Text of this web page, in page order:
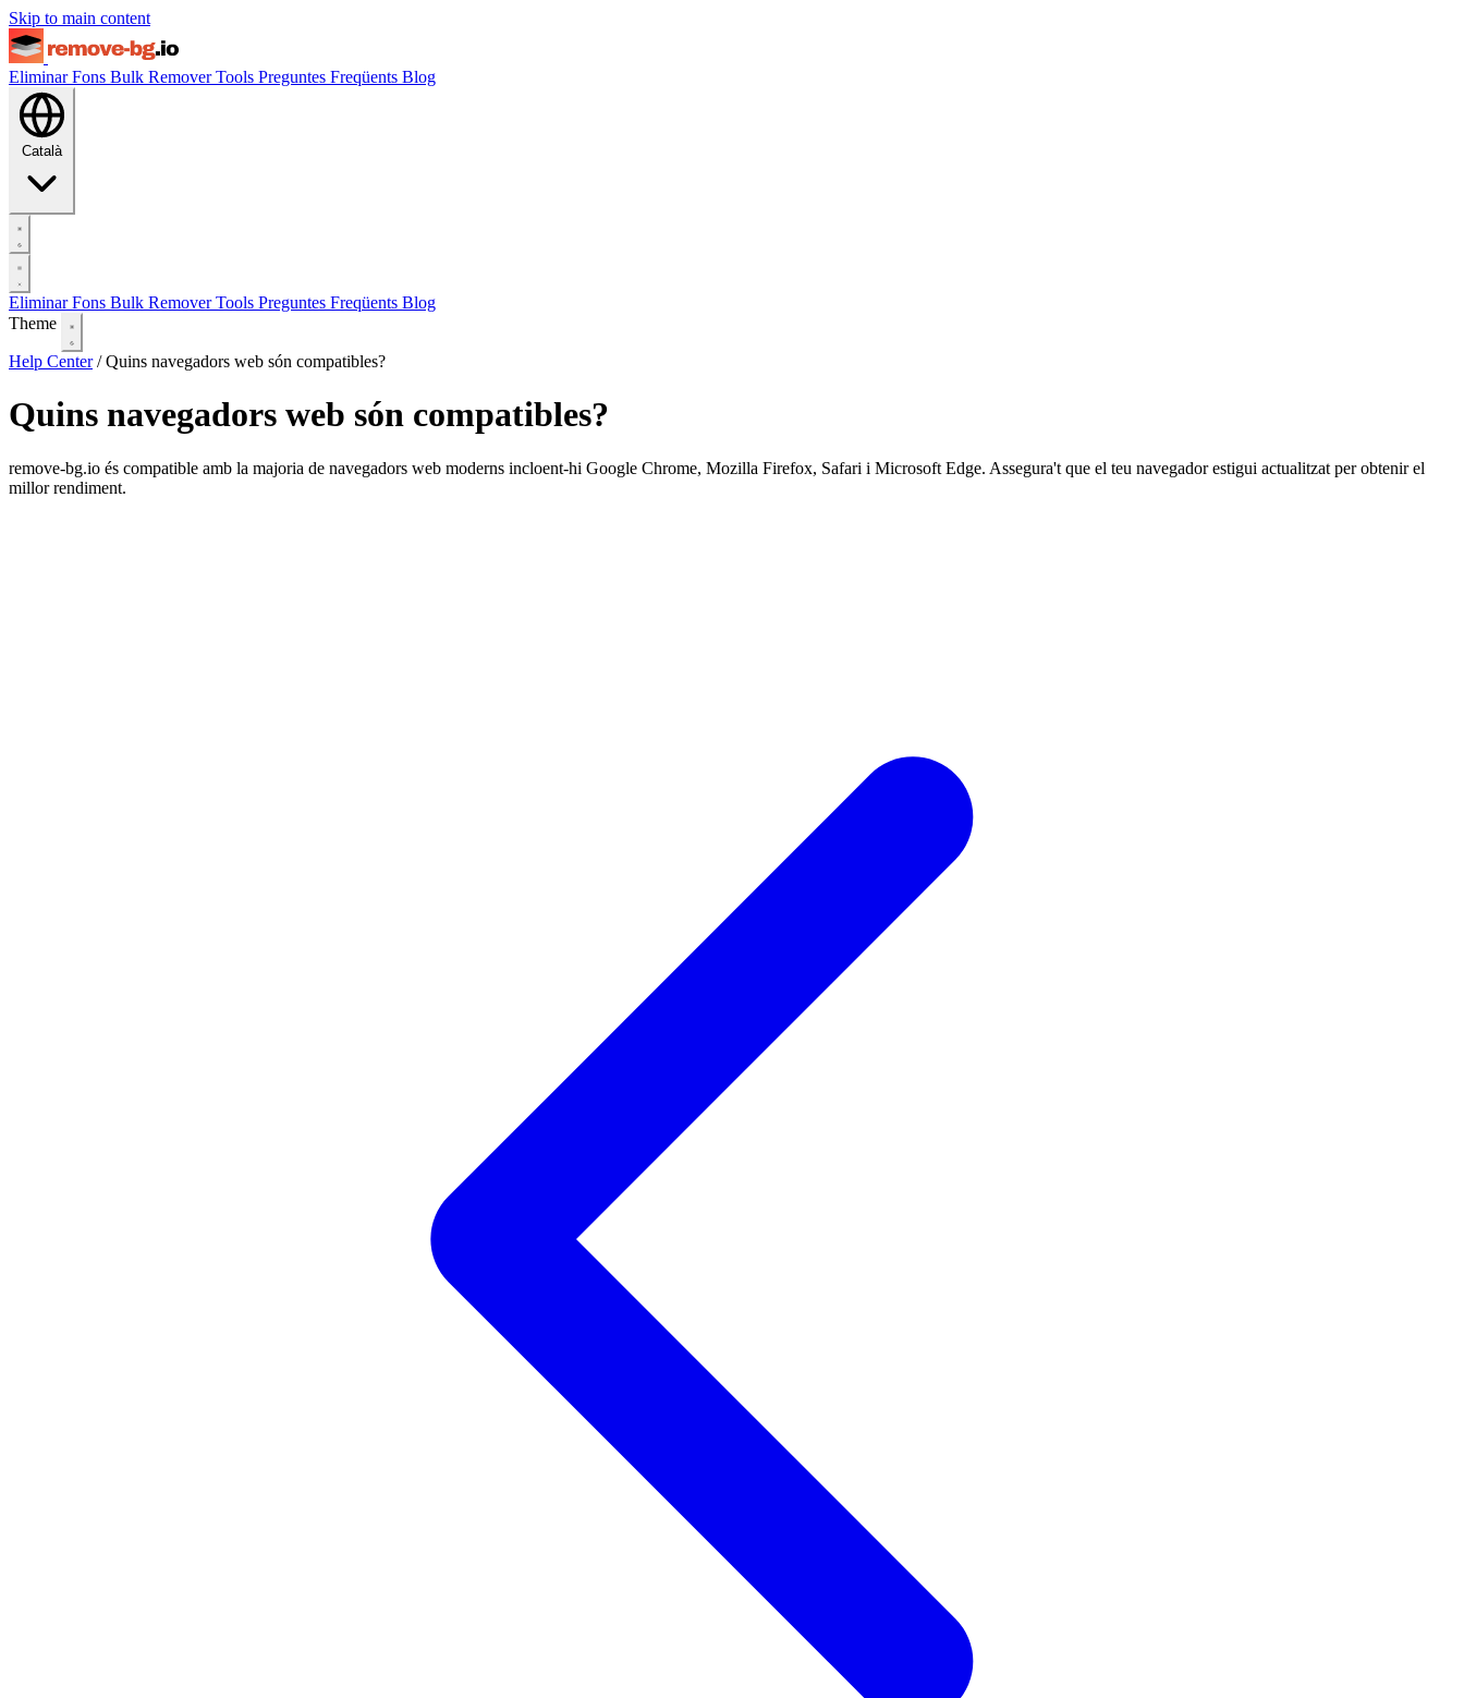
Skip to main content
Eliminar Fons Bulk RemoverTools Preguntes Freqüents Blog
Català
Eliminar Fons Bulk RemoverTools Preguntes Freqüents Blog
Theme
Help Center / Quins navegadors web són compatibles?
Quins navegadors web són compatibles?
remove-bg.io és compatible amb la majoria de navegadors web moderns incloent-hi Google Chrome, Mozilla Firefox, Safari i Microsoft Edge. Assegura't que el teu navegador estigui actualitzat per obtenir el
millor rendiment.